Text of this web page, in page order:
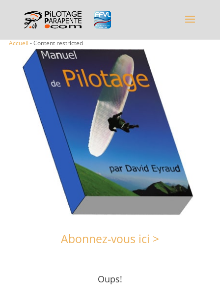
Accueil - Content restricted
Abonnez-vous ici >
Oups!